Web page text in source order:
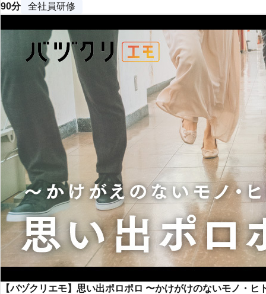
90分
全社員研修
【バヅクリエモ】思い出ポロポロ 〜かけがけのないモノ・ヒ